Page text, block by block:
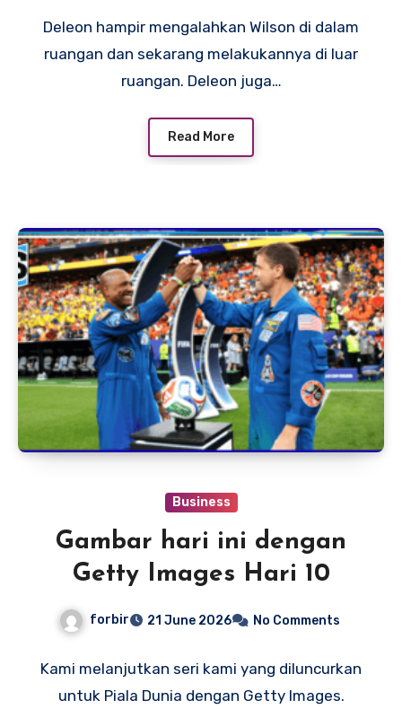
memiliki prospek 400m yang
lebih baik?
Deleon hampir mengalahkan Wilson di dalam
ruangan dan sekarang melakukannya di luar
ruangan. Deleon juga…
Read More
Business
Gambar hari ini dengan
Getty Images Hari 10
forbir 21 June 2026 No Comments
Kami melanjutkan seri kami yang diluncurkan
untuk Piala Dunia dengan Getty Images.